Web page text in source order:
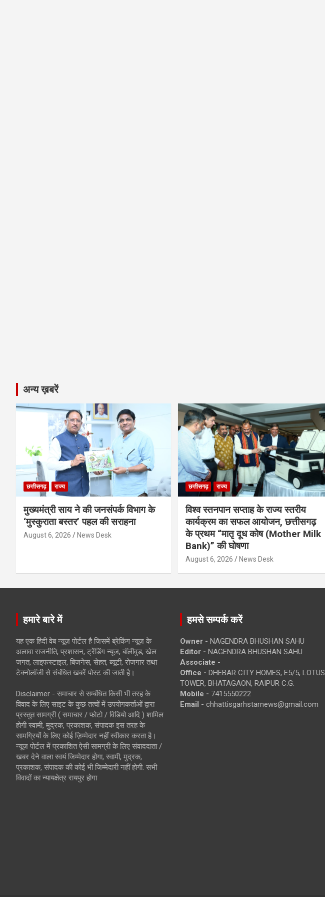
अन्य ख़बरें
छत्तीसगढ़ राज्य
मुख्यमंत्री साय ने की जनसंपर्क विभाग के
‘मुस्कुराता बस्तर’ पहल की सराहना
August 6, 2026 News Desk
छत्तीसगढ़ राज्य
विश्व स्तनपान सप्ताह के राज्य स्तरीय
कार्यक्रम का सफल आयोजन, छत्तीसगढ़
के प्रथम “मातृ दूध कोष (Mother Milk
Bank)” की घोषणा
August 6, 2026 News Desk
हमारे बारे में
यह एक हिंदी वेब न्यूज़ पोर्टल है जिसमें ब्रेकिंग न्यूज़ के
अलावा राजनीति, प्रशासन, ट्रेंडिंग न्यूज, बॉलीवुड, खेल
जगत, लाइफस्टाइल, बिजनेस, सेहत, ब्यूटी, रोजगार तथा
टेक्नोलॉजी से संबंधित खबरें पोस्ट की जाती है।
Disclaimer - समाचार से सम्बंधित किसी भी तरह के
विवाद के लिए साइट के कुछ तत्वों में उपयोगकर्ताओं द्वारा
प्रस्तुत सामग्री ( समाचार / फोटो / विडियो आदि ) शामिल
होगी स्वामी, मुद्रक, प्रकाशक, संपादक इस तरह के
सामग्रियों के लिए कोई ज़िम्मेदार नहीं स्वीकार करता है।
न्यूज़ पोर्टल में प्रकाशित ऐसी सामग्री के लिए संवाददाता /
खबर देने वाला स्वयं जिम्मेदार होगा, स्वामी, मुद्रक,
प्रकाशक, संपादक की कोई भी जिम्मेदारी नहीं होगी. सभी
विवादों का न्यायक्षेत्र रायपुर होगा
हमसे सम्पर्क करें
Owner - NAGENDRA BHUSHAN SAHU
Editor - NAGENDRA BHUSHAN SAHU
Associate -
Office - DHEBAR CITY HOMES, E5/5, LOTUS
TOWER, BHATAGAON, RAIPUR C.G.
Mobile - 7415550222
Email - chhattisgarhstarnews@gmail.com